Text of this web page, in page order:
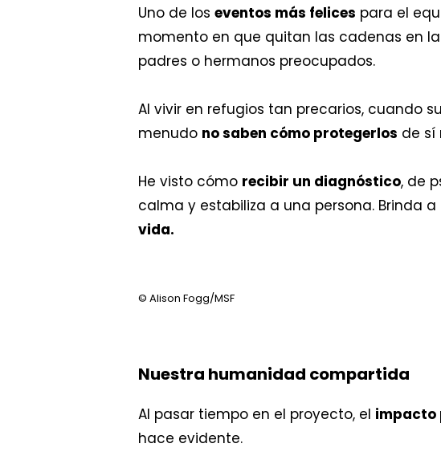
Uno de los eventos más felices para el
momento en que quitan las cadenas en
padres o hermanos preocupados.
Al vivir en refugios tan precarios, cuando
menudo no saben cómo protegerlos de sí
He visto cómo recibir un diagnóstico, de
calma y estabiliza a una persona. Brinda
vida.
© Alison Fogg/MSF
Nuestra humanidad compartida
Al pasar tiempo en el proyecto, el impacto
hace evidente.